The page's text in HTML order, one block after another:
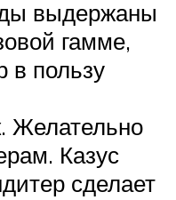
выдержаны
гамме,
в пользу
Желательно
Казус
сделает